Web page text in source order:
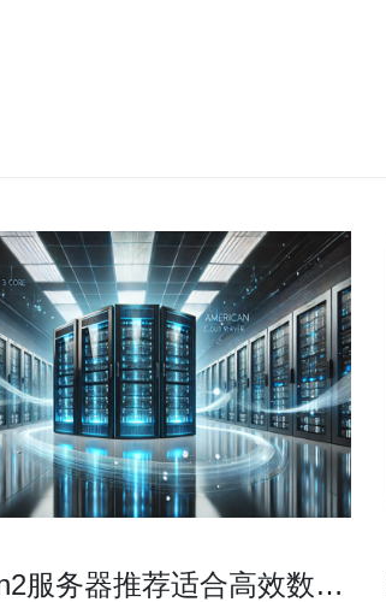
服务器推荐适合高效数据